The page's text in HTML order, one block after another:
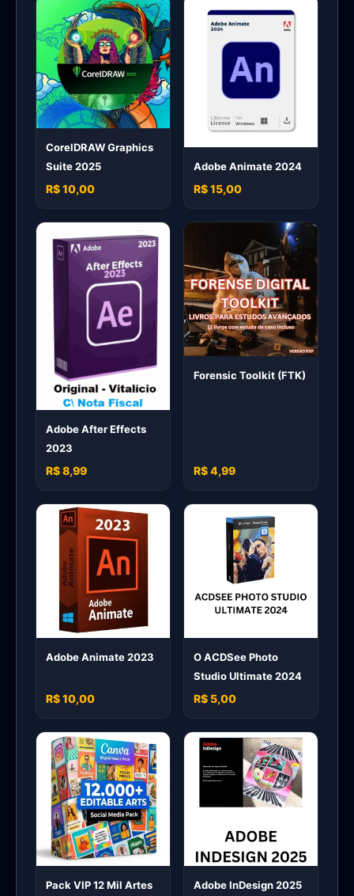
CorelDRAW Graphics
Suite 2025
R$ 10,00
Adobe Animate 2024
R$ 15,00
Adobe After Effects
2023
R$ 8,99
Forensic Toolkit (FTK)
R$ 4,99
Adobe Animate 2023
R$ 10,00
O ACDSee Photo
Studio Ultimate 2024
R$ 5,00
Pack VIP 12 Mil Artes
Adobe InDesign 2025